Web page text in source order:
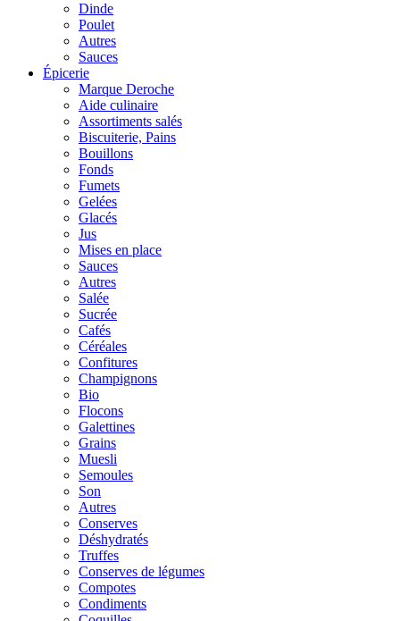
Dinde
Poulet
Autres
Sauces
Épicerie
Marque Deroche
Aide culinaire
Assortiments salés
Biscuiterie, Pains
Bouillons
Fonds
Fumets
Gelées
Glacés
Jus
Mises en place
Sauces
Autres
Salée
Sucrée
Cafés
Céréales
Confitures
Champignons
Bio
Flocons
Galettines
Grains
Muesli
Semoules
Son
Autres
Conserves
Déshydratés
Truffes
Conserves de légumes
Compotes
Condiments